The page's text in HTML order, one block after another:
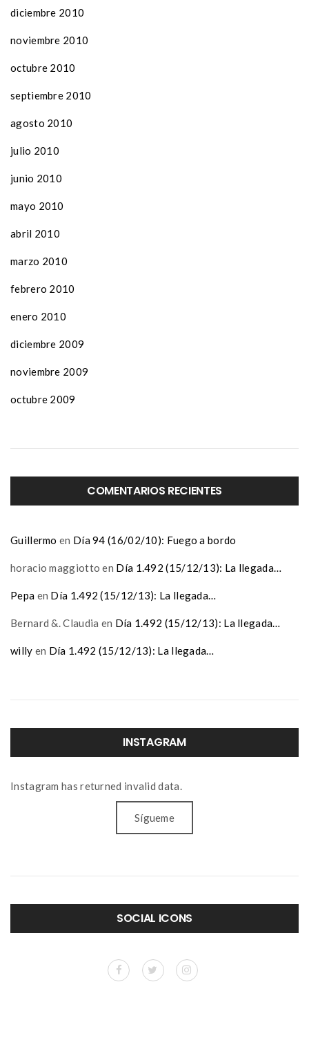
diciembre 2010
noviembre 2010
octubre 2010
septiembre 2010
agosto 2010
julio 2010
junio 2010
mayo 2010
abril 2010
marzo 2010
febrero 2010
enero 2010
diciembre 2009
noviembre 2009
octubre 2009
COMENTARIOS RECIENTES
Guillermo en Día 94 (16/02/10): Fuego a bordo
horacio maggiotto en Día 1.492 (15/12/13): La llegada…
Pepa en Día 1.492 (15/12/13): La llegada…
Bernard &. Claudia en Día 1.492 (15/12/13): La llegada…
willy en Día 1.492 (15/12/13): La llegada…
INSTAGRAM
Instagram has returned invalid data.
Sígueme
SOCIAL ICONS